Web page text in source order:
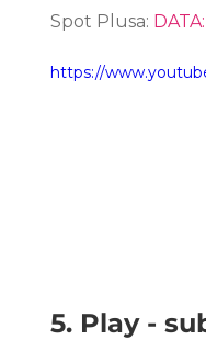
Spot Plusa:
https://
5. Play -